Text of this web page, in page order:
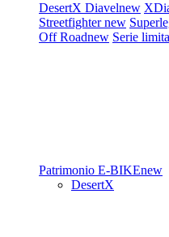
DesertX Diavelnew
Streetfighternew
Off Roadnew Serie
Patrimonio E-BIKEnew
DesertX